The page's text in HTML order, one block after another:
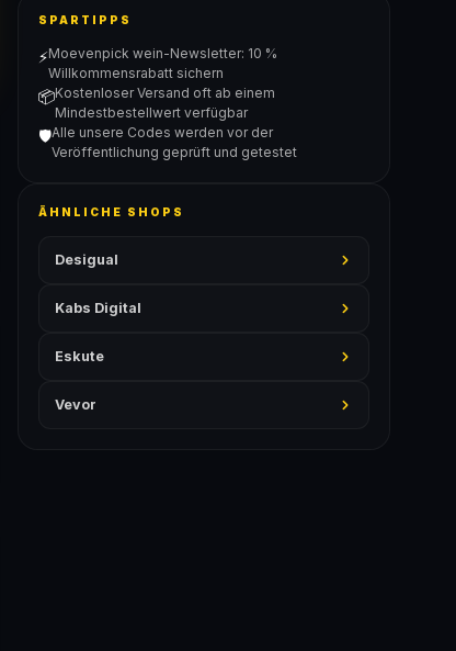
SPARTIPPS
⚡Moevenpick wein-Newsletter: 10 %
Willkommensrabatt sichern
📦Kostenloser Versand oft ab einem
Mindestbestellwert verfügbar
🛡️Alle unsere Codes werden vor der
Veröffentlichung geprüft und getestet
ÄHNLICHE SHOPS
Desigual
Kabs Digital
Eskute
Vevor